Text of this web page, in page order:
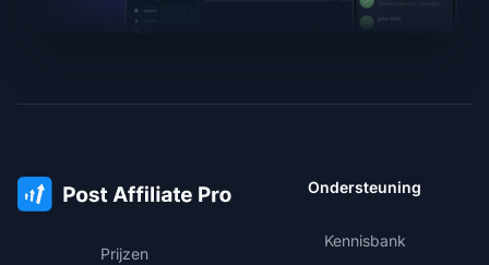
Prijzen
Ondersteuning
Kennisbank